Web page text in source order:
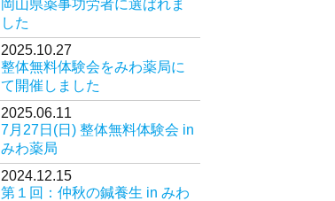
岡山県薬事功労者に選ばれま
した
2025.10.27
整体無料体験会をみわ薬局に
て開催しました
2025.06.11
7月27日(日) 整体無料体験会 in
みわ薬局
2024.12.15
第１回：仲秋の鍼養生 in みわ